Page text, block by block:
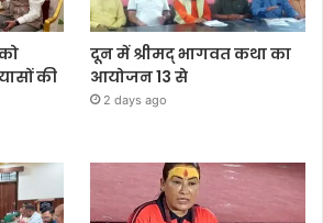
की
दून में श्रीमद् भागवत कथा का
आयोजन 13 से
2 days ago